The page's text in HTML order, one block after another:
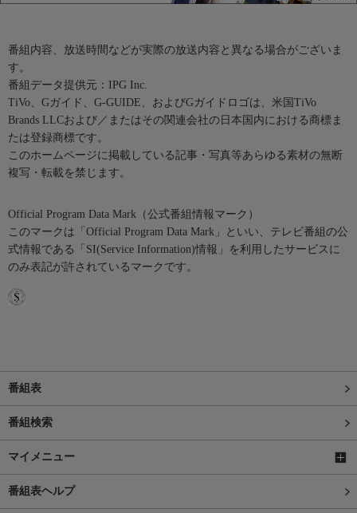
番組内容、放送時間などが実際の放送内容と異なる場合がございま
す。
番組データ提供元：IPG Inc.
TiVo、Gガイド、G-GUIDE、およびGガイドロゴは、米国TiVo
Brands LLCおよび／またはその関連会社の日本国内における商標ま
たは登録商標です。
このホームページに掲載している記事・写真等あらゆる素材の無断
複写・転載を禁じます。
Official Program Data Mark（公式番組情報マーク）
このマークは「Official Program Data Mark」といい、テレビ番組の公
式情報である「SI(Service Information)情報」を利用したサービスに
のみ表記が許されているマークです。
番組表
番組検索
マイメニュー
番組表ヘルプ